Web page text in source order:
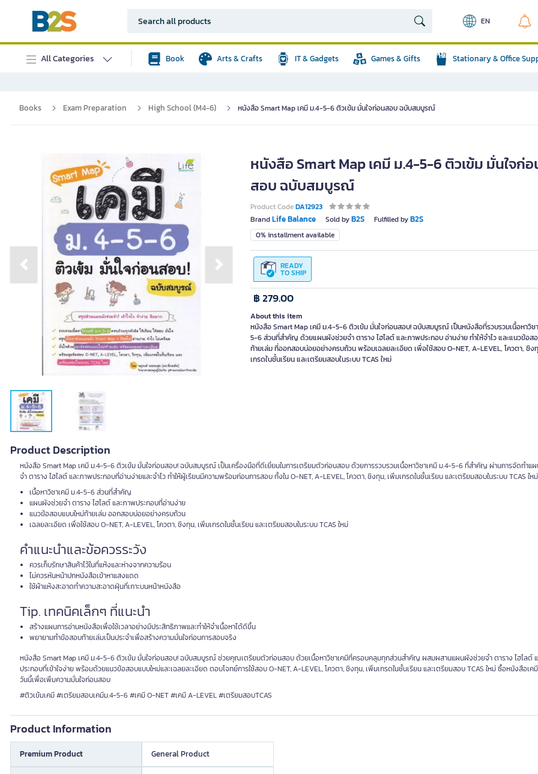
EN
All Categories Book Arts & Crafts IT & Gadgets Games & Gifts Stationary & Office
Books Exam Preparation High School (M4-6) หนังสือ Smart Map เคมี ม.4-5-6 ติวเข้ม มั่นใจก่อนสอบ ฉบับสมบูรณ์
Previous slide Next slide
หนังสือ Smart Map เคมี ม.4-5-6 ติวเข้ม มั่นใจก่
สอบ ฉบับสมบูรณ์
Product CodeDA12923
BrandLife Balance Sold byB2S Fulfilled byB2S
0% installment available
READY
TO SHIP
฿ 279.00
About this item
หนังสือ Smart Map เคมี ม.4-5-6 ติวเข้ม มั่นใจก่อนสอบ! ฉบับสมบูรณ์ เป็นหนังสือที่รวบรวมเนื้อหาวิช
5-6 ส่วนที่สำคัญ ด้วยแผนผังช่วยจำ ตาราง ไฮไลต์ และภาพประกอบ อ่านง่าย ทำให้จำไว และแนวข้อส
ท้ายเล่ม ที่ออกสอบบ่อยอย่างครบถ้วน พร้อมเฉลยละเอียด เพื่อใช้สอบ O-NET, A-LEVEL, โควตา, ชิง
เกรดในชั้นเรียน และเตรียมสอบในระบบ TCAS ใหม่
Product Description
หนังสือ Smart Map เคมี ม.4-5-6 ติวเข้ม มั่นใจก่อนสอบ! ฉบับสมบูรณ์ เป็นเครื่องมือที่ดีเยี่ยมในการเตรียมตัวก่อนสอบ ด้วยการรวบรวมเนื้อหาวิชาเคมี ม.4-5-6 ที่สำคัญ ผ่านการจัดทำแ
จำ ตาราง ไฮไลต์ และภาพประกอบที่อ่านง่ายและจำไว ทำให้ผู้เรียนมีความพร้อมก่อนการสอบ ทั้งใน O-NET, A-LEVEL, โควตา, ชิงทุน, เพิ่มเกรดในชั้นเรียน และเตรียมสอบในระบบ TCAS ใหม่
เนื้อหาวิชาเคมี ม.4-5-6 ส่วนที่สำคัญ
แผนผังช่วยจำ ตาราง ไฮไลต์ และภาพประกอบที่อ่านง่าย
แนวข้อสอบแบบใหม่ท้ายเล่ม ออกสอบบ่อยอย่างครบถ้วน
เฉลยละเอียด เพื่อใช้สอบ O-NET, A-LEVEL, โควตา, ชิงทุน, เพิ่มเกรดในชั้นเรียน และเตรียมสอบในระบบ TCAS ใหม่
คำแนะนำและข้อควรระวัง
ควรเก็บรักษาสินค้าไว้ในที่แห้งและห่างจากความร้อน
ไม่ควรหันหน้าปกหนังสือเข้าหาแสงแดด
ใช้ผ้าแห้งสะอาดทำความสะอาดฝุ่นที่เกาะบนหน้าหนังสือ
Tip. เทคนิคเล็กๆ ที่แนะนำ
สร้างแผนการอ่านหนังสือเพื่อใช้เวลาอย่างมีประสิทธิภาพและทำให้จำเนื้อหาได้ดีขึ้น
พยายามทำข้อสอบท้ายเล่มเป็นประจำเพื่อสร้างความมั่นใจก่อนการสอบจริง
หนังสือ Smart Map เคมี ม.4-5-6 ติวเข้ม มั่นใจก่อนสอบ! ฉบับสมบูรณ์ ช่วยคุณเตรียมตัวก่อนสอบ ด้วยเนื้อหาวิชาเคมีที่ครอบคลุมทุกส่วนสำคัญ ผสมผสานแผนผังช่วยจำ ตาราง ไฮไลต์
ประกอบที่เข้าใจง่าย พร้อมด้วยแนวข้อสอบแบบใหม่และเฉลยละเอียด ตอบโจทย์การใช้สอบ O-NET, A-LEVEL, โควตา, ชิงทุน, เพิ่มเกรดในชั้นเรียน และเตรียมสอบ TCAS ใหม่ ซื้อหนังสือเค
วันนี้เพื่อเพิ่มความมั่นใจก่อนสอบ
#ติวเข้มเคมี #เตรียมสอบเคมีม.4-5-6 #เคมี O-NET #เคมี A-LEVEL #เตรียมสอบTCAS
Product Information
Premium Product General Product